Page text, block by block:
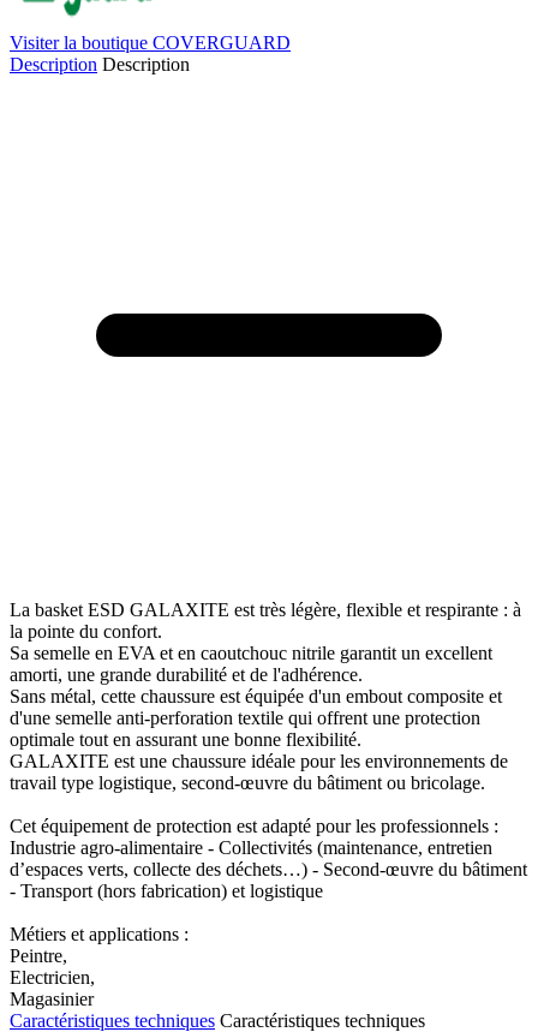
Visiter la boutique COVERGUARD
Description Description
La basket ESD GALAXITE est très légère, flexible et respirante : à
la pointe du confort.
Sa semelle en EVA et en caoutchouc nitrile garantit un excellent
amorti, une grande durabilité et de l'adhérence.
Sans métal, cette chaussure est équipée d'un embout composite et
d'une semelle anti-perforation textile qui offrent une protection
optimale tout en assurant une bonne flexibilité.
GALAXITE est une chaussure idéale pour les environnements de
travail type logistique, second-œuvre du bâtiment ou bricolage.
Cet équipement de protection est adapté pour les professionnels :
Industrie agro-alimentaire - Collectivités (maintenance, entretien
d’espaces verts, collecte des déchets…) - Second-œuvre du bâtiment
- Transport (hors fabrication) et logistique
Métiers et applications :
Peintre,
Electricien,
Magasinier
Caractéristiques techniques Caractéristiques techniques